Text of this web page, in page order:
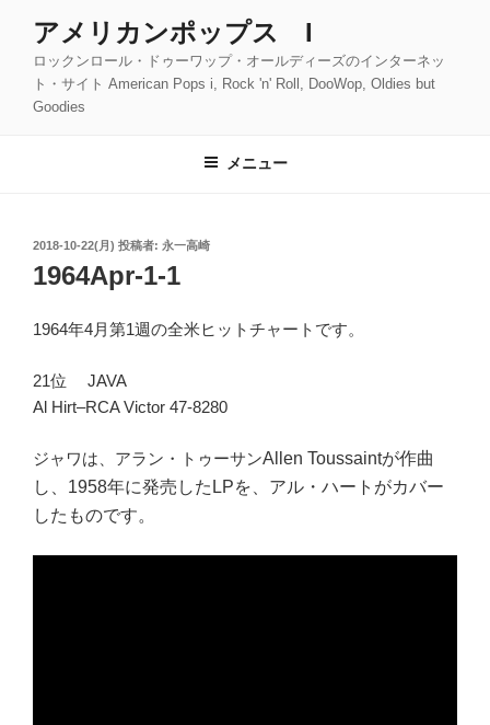
アメリカンポップス I
ロックンロール・ドゥーワップ・オールディーズのインターネッ
ト・サイト American Pops i, Rock 'n' Roll, DooWop, Oldies but
Goodies
メニュー
投
稿
日:
2018-10-22(月) 投稿者: 永一高崎
1964Apr-1-1
1964年4月第1週の全米ヒットチャートです。
21位 JAVA
Al Hirt–RCA Victor 47-8280
ジャワは、アラン・トゥーサンAllen Toussaintが作曲
し、1958年に発売したLPを、アル・ハートがカバー
したものです。